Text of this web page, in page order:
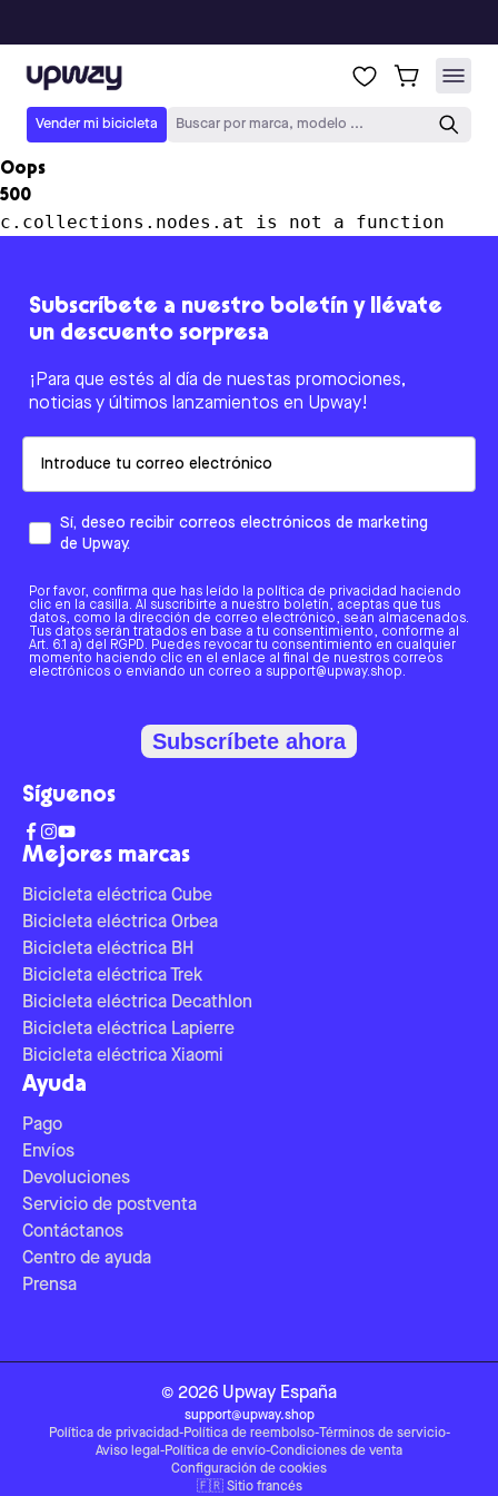
Upway
Vender mi bicicleta Buscar por marca, modelo ...
Oops
500
c.collections.nodes.at is not a function
Mejores marcas
Bicicleta eléctrica Cube
Bicicleta eléctrica Orbea
Bicicleta eléctrica BH
Bicicleta eléctrica Trek
Bicicleta eléctrica Decathlon
Bicicleta eléctrica Lapierre
Bicicleta eléctrica Xiaomi
Ayuda
Pago
Envíos
Devoluciones
Servicio de postventa
Contáctanos
Centro de ayuda
Prensa
Subscríbete a nuestro boletín y llévate
un descuento sorpresa
¡Para que estés al día de nuestas promociones,
noticias y últimos lanzamientos en Upway!
Sí, deseo recibir correos electrónicos de marketing
de Upway.
Por favor, confirma que has leído la política de privacidad haciendo
clic en la casilla. Al suscribirte a nuestro boletín, aceptas que tus
datos, como la dirección de correo electrónico, sean almacenados.
Tus datos serán tratados en base a tu consentimiento, conforme al
Art. 6.1 a) del RGPD. Puedes revocar tu consentimiento en cualquier
momento haciendo clic en el enlace al final de nuestros correos
electrónicos o enviando un correo a support@upway.shop.
Subscríbete ahora
Síguenos
© 2026 Upway España
support@upway.shop
Política de privacidad-Política de reembolso-Términos de servicio-
Aviso legal -Política de envío-Condiciones de venta
Configuración de cookies
🇫🇷 Sitio francés